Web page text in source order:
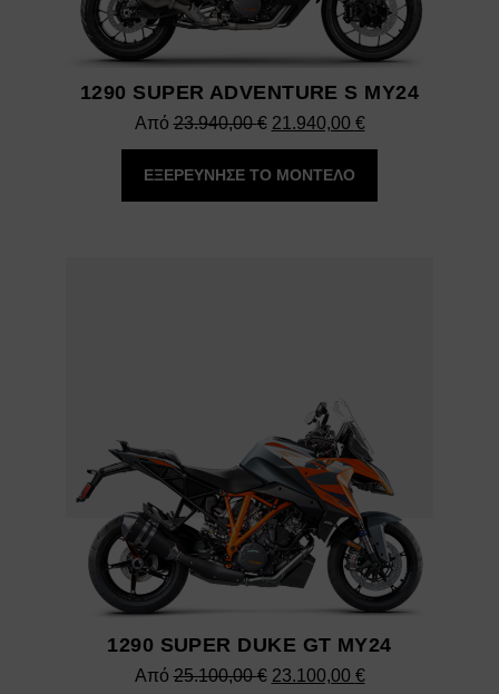
1290 SUPER ADVENTURE S MY24
Από23.940,00€ Original
price
was:
21.940,00 €Η
τρέχουσα
ΕΞΕΡΕΥΝΗΣΕ ΤΟ ΜΟΝΤΕΛΟ
1290 SUPER DUKE GT MY24
Από25.100,00€ Original
23.100,00 €Η